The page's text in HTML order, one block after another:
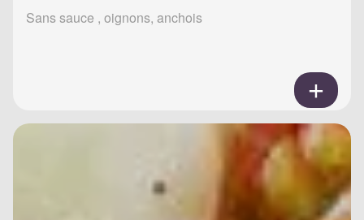
Sans sauce , oignons, anchois